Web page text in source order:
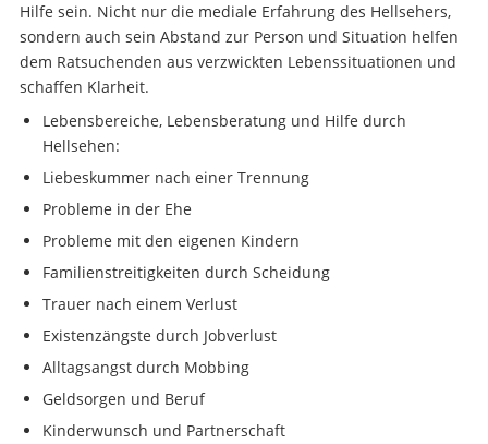
Hilfe sein. Nicht nur die mediale Erfahrung des Hellsehers,
sondern auch sein Abstand zur Person und Situation helfen
dem Ratsuchenden aus verzwickten Lebenssituationen und
schaffen Klarheit.
Lebensbereiche, Lebensberatung und Hilfe durch
Hellsehen:
Liebeskummer nach einer Trennung
Probleme in der Ehe
Probleme mit den eigenen Kindern
Familienstreitigkeiten durch Scheidung
Trauer nach einem Verlust
Existenzängste durch Jobverlust
Alltagsangst durch Mobbing
Geldsorgen und Beruf
Kinderwunsch und Partnerschaft